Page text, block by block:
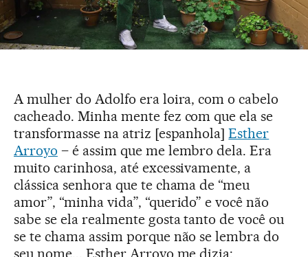
A mulher do Adolfo era loira, com o cabelo
cacheado. Minha mente fez com que ela se
transformasse na atriz [espanhola]Esther
Arroyo – é assim que me lembro dela. Era
muito carinhosa, até excessivamente, a
clássica senhora que te chama de “meu
amor”, “minha vida”, “querido” e você não
sabe se ela realmente gosta tanto de você ou
se te chama assim porque não se lembra do